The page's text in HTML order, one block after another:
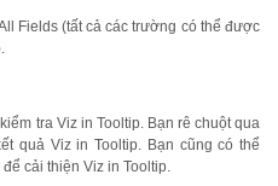
Fields (tất cả các trường có thể được
tra Viz in Tooltip. Bạn rê chuột qua
quả Viz in Tooltip. Bạn cũng có thể
cải thiện Viz in Tooltip.